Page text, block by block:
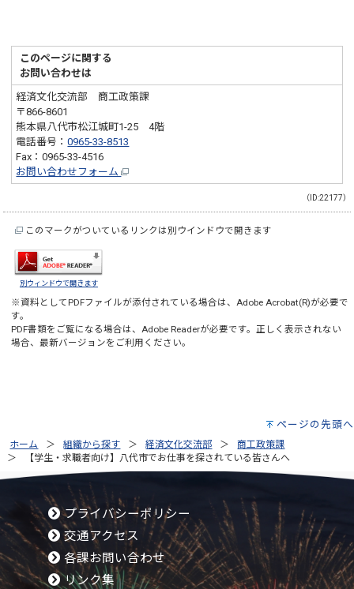
このページに関する
お問い合わせは
経済文化交流部 商工政策課
〒866-8601
熊本県八代市松江城町1-25 4階
電話番号：0965-33-8513
Fax：0965-33-4516
お問い合わせフォーム
（ID:22177）
このマークがついているリンクは別ウインドウで開きます
別ウィンドウで開きます
※資料としてPDFファイルが添付されている場合は、 Adobe Acrobat(R)が必要で
す。
PDF書類をご覧になる場合は、 Adobe Readerが必要です。正しく表示されない
場合、最新バージョンをご利用ください。
ページの先頭へ
ホーム 組織から探す 経済文化交流部
商工政策課
【学生・求職者向け】八代市でお仕事を探されている皆さんへ
プライバシーポリシー
交通アクセス
各課お問い合わせ
リンク集